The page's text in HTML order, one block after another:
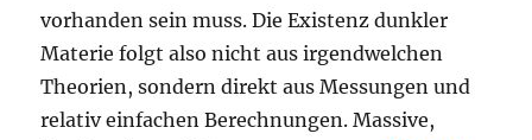
vorhanden sein muss. Die Existenz dunkler
Materie folgt also nicht aus irgendwelchen
Theorien, sondern direkt aus Messungen und
relativ einfachen Berechnungen. Massive,